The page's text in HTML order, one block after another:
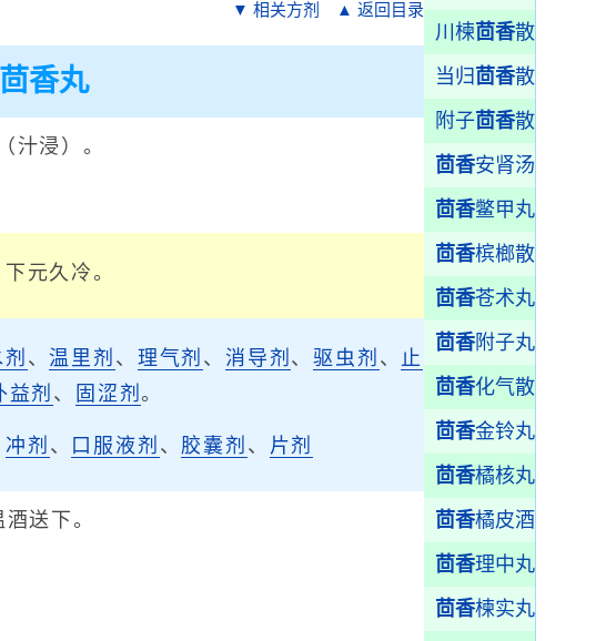
川楝茴香散
当归 茴香散
附子茴香散
茴香安肾汤
茴香鳖甲丸
茴香槟榔散
茴香苍术丸
茴香附子丸
茴香化气散
茴香金铃丸
茴香橘核丸
茴香橘皮酒
茴香理中丸
茴香楝实丸
▼ 相关方剂 ▲ 返回目录
香丸
汁浸）。
元久冷。
、温里剂 、 理气剂 、 消导剂 、驱虫剂 、 止
益剂 、 固涩剂。
冲剂 、 口服液剂 、 胶囊剂 、 片剂
酒送下。